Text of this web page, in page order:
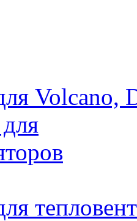
Volcano,